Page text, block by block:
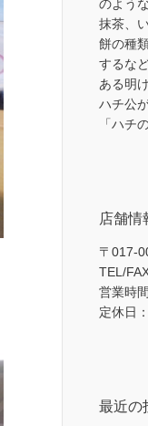
のよう
抹茶、
餅の種
するな
ある明
ハチ公
「ハチ
店舗情
〒017-
TEL/
営業時
定休日
最近の